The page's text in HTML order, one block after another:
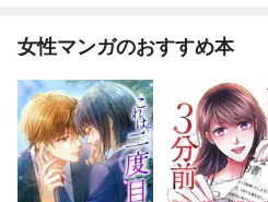
女性マンガのおすすめ本